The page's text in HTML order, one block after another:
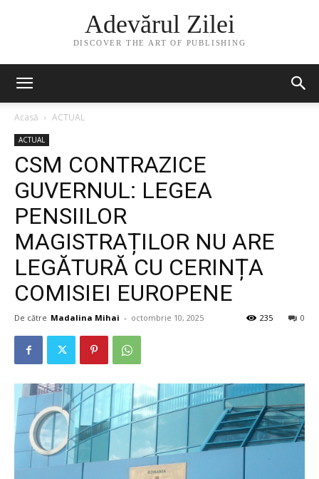
Adevărul Zilei
DISCOVER THE ART OF PUBLISHING
Acasă ACTUAL
ACTUAL
CSM CONTRAZICE
GUVERNUL: LEGEA
PENSIILOR
MAGISTRAȚILOR NU ARE
LEGĂTURĂ CU CERINȚA
COMISIEI EUROPENE
De către Madalina Mihai - octombrie 10, 2025 0
235